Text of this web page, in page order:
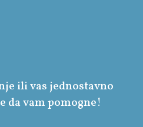
ili vas jednostavno
da vam pomogne!